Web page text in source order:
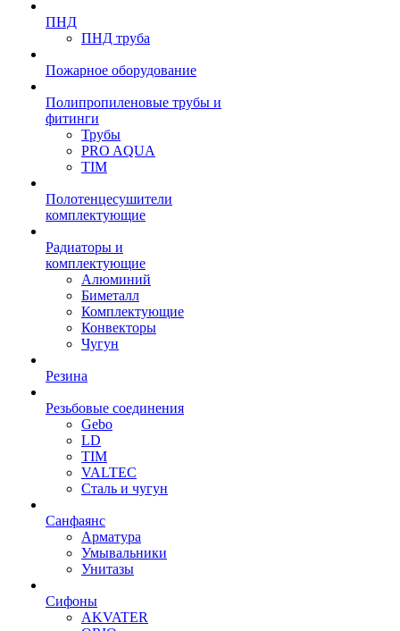
ПНД
ПНД труба
Пожарное оборудование
Полипропиленовые трубы и
фитинги
Трубы
PRO AQUA
TIM
Полотенцесушители
комплектующие
Радиаторы и
комплектующие
Алюминий
Биметалл
Комплектующие
Конвекторы
Чугун
Резина
Резьбовые соединения
Gebo
LD
TIM
VALTEC
Сталь и чугун
Санфаянс
Арматура
Умывальники
Унитазы
Сифоны
AKVATER